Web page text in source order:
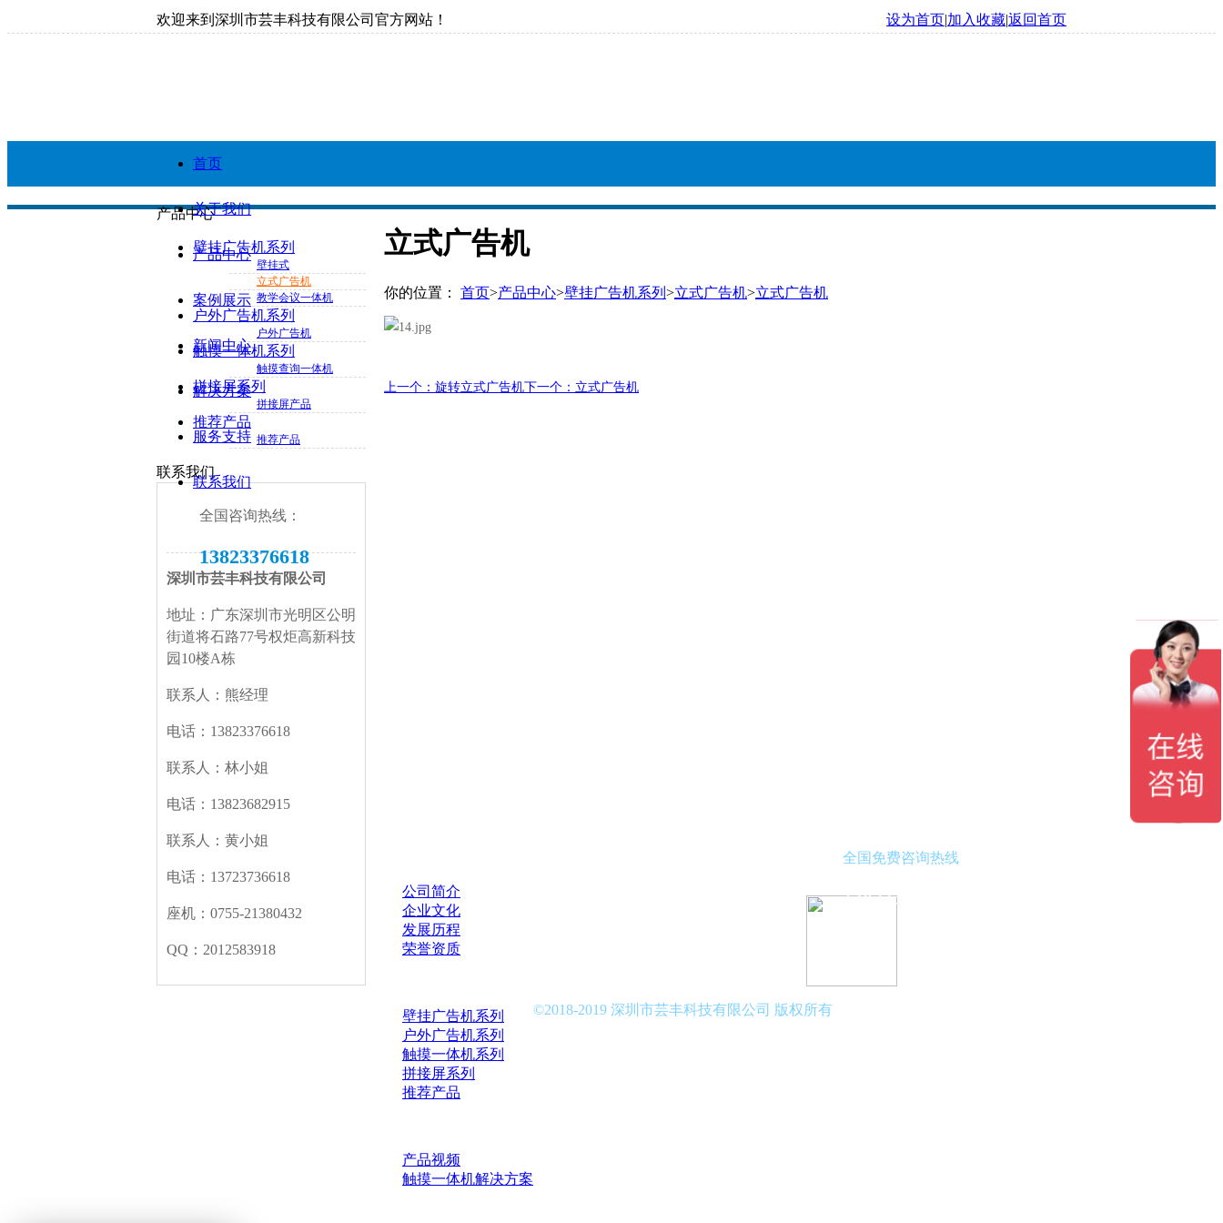
欢迎来到深圳市芸丰科技有限公司官方网站！ 设为首页|加入收藏|返回首页
首页
关于我们
产品中心
案例展示
新闻中心
解决方案
服务支持
联系我们
产品中心
壁挂广告机系列
壁挂式
立式广告机
教学会议一体机
户外广告机系列
户外广告机
触摸一体机系列
触摸查询一体机
拼接屏系列
拼接屏产品
推荐产品
推荐产品
联系我们
全国咨询热线：
13823376618
深圳市芸丰科技有限公司
地址：广东深圳市光明区公明
街道将石路77号权炬高新科技
园10楼A栋
联系人：熊经理
电话：13823376618
联系人：林小姐
电话：13823682915
联系人：黄小姐
电话：13723736618
座机：0755-21380432
QQ：2012583918
立式广告机
你的位置： 首页>产品中心>壁挂广告机系列 >立式广告机>立式广告机
上一个：旋转立式广告机下一个：立式广告机
公司简介
企业文化
发展历程
荣誉资质
壁挂广告机系列
户外广告机系列
触摸一体机系列
拼接屏系列
推荐产品
产品视频
触摸一体机解决方案
全国免费咨询热线
13823376618
©2018-2019 深圳市芸丰科技有限公司 版权所有